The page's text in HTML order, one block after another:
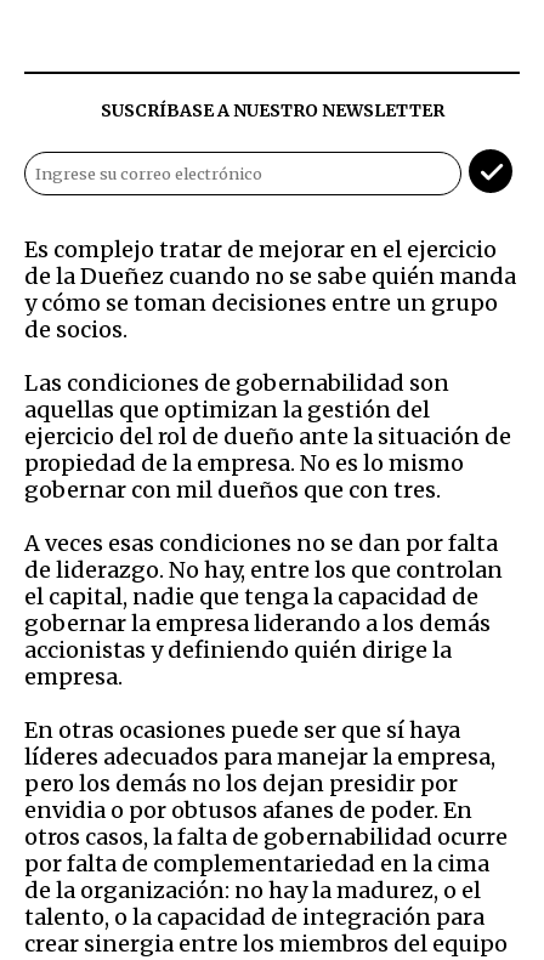
SUSCRÍBASE A NUESTRO NEWSLETTER
Es complejo tratar de mejorar en el ejercicio
de la Dueñez cuando no se sabe quién manda
y cómo se toman decisiones entre un grupo
de socios.
Las condiciones de gobernabilidad son
aquellas que optimizan la gestión del
ejercicio del rol de dueño ante la situación de
propiedad de la empresa. No es lo mismo
gobernar con mil dueños que con tres.
A veces esas condiciones no se dan por falta
de liderazgo. No hay, entre los que controlan
el capital, nadie que tenga la capacidad de
gobernar la empresa liderando a los demás
accionistas y definiendo quién dirige la
empresa.
En otras ocasiones puede ser que sí haya
líderes adecuados para manejar la empresa,
pero los demás no los dejan presidir por
envidia o por obtusos afanes de poder. En
otros casos, la falta de gobernabilidad ocurre
por falta de complementariedad en la cima
de la organización: no hay la madurez, o el
talento, o la capacidad de integración para
crear sinergia entre los miembros del equipo